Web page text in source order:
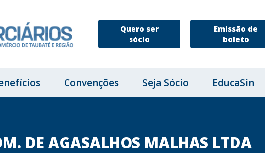
Quero ser
sócio
Emissão de
boleto
Convenções Seja Sócio EducaSin
DE AGASALHOS MALHAS LTDA